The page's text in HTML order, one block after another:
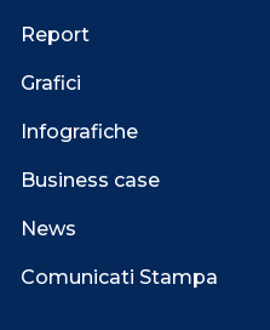
Report
Grafici
Infografiche
Business case
News
Comunicati Stampa